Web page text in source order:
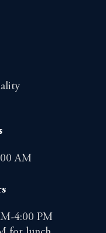
AM
4:00 PM